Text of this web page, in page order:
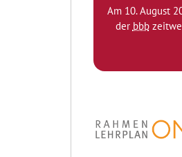
Am 10. August
der bbb